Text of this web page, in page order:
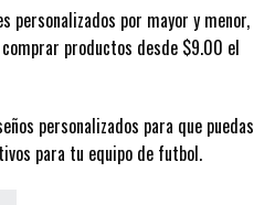
personalizados por mayor y menor,
productos desde $9.00 el
personalizados para que puedas
para tu equipo de futbol.